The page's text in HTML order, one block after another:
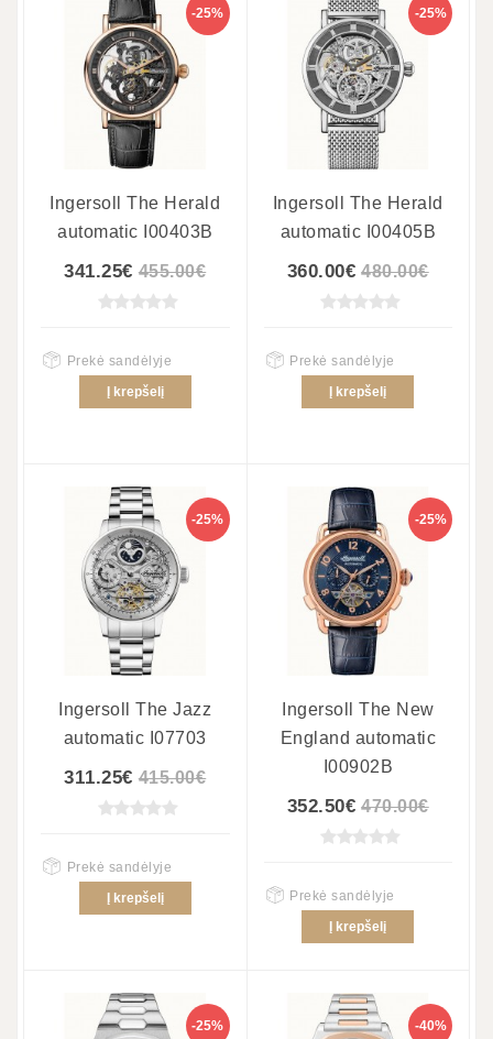
-25%
Ingersoll The Herald
automatic I00403B
341.25€ 455.00€
Prekė sandėlyje
Į krepšelį
-25%
Ingersoll The Herald
automatic I00405B
360.00€ 480.00€
Prekė sandėlyje
Į krepšelį
-25%
Ingersoll The Jazz
automatic I07703
311.25€ 415.00€
Prekė sandėlyje
Į krepšelį
-25%
Ingersoll The New
England automatic
I00902B
352.50€ 470.00€
Prekė sandėlyje
Į krepšelį
-25% -40%